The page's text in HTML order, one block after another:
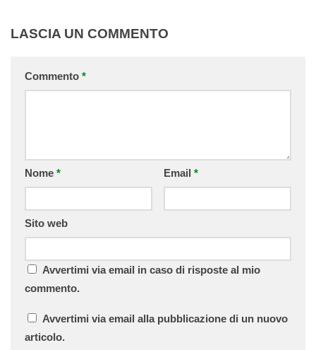
LASCIA UN COMMENTO
Commento *
Nome * Email *
Sito web
Avvertimi via email in caso di risposte al mio
commento.
Avvertimi via email alla pubblicazione di un nuovo
articolo.